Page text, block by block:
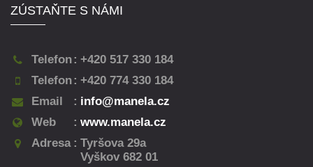
ZÚSTAŇTE S NÁMI
Telefon: +420 517 330 184
Telefon: +420 774 330 184
Email
: info@manela.cz
Web
: www.manela.cz
Adresa : Tyršova 29a
Vyškov 682 01